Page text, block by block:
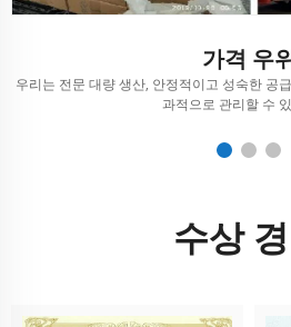
가격 우
우리는 전문 대량 생산, 안정적이고 성숙한 공
과적으로 관리할 수
수상